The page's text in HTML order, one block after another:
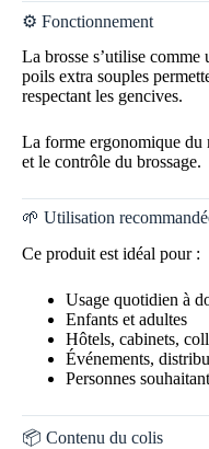
⚙️ Fonctionnement
La brosse s’utilise comme
poils extra souples
respectant les gencives.
La forme ergonomique du
et le contrôle du brossage.
🌱 Utilisation
Ce produit est idéal pour :
Usage quotidien à
Enfants et adultes
Hôtels, cabinets,
Événements,
Personnes
📦 Contenu du colis